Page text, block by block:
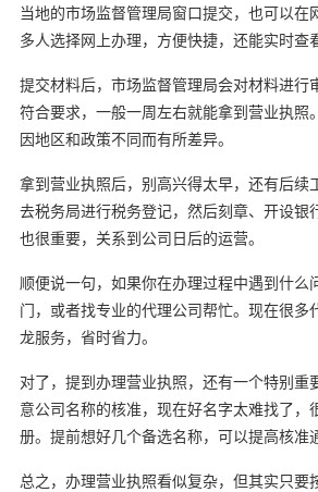
当地的市场监督管理局窗口提交，也可以在
多人选择网上办理，方便快捷，还能实时查
提交材料后，市场监督管理局会对材料进行
符合要求，一般一周左右就能拿到营业执照
因地区和政策不同而有所差异。
拿到营业执照后，别高兴得太早，还有后续
去税务局进行税务登记，然后刻章、开设银
也很重要，关系到公司日后的运营。
顺便说一句，如果你在办理过程中遇到什么
门，或者找专业的代理公司帮忙。现在很多
龙服务，省时省力。
对了，提到办理营业执照，还有一个特别重
意公司名称的核准，现在好名字太难找了，
册。提前想好几个备选名称，可以提高核准
总之，办理营业执照看似复杂，但其实只要